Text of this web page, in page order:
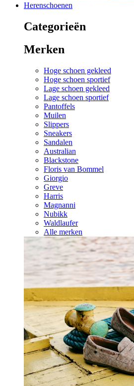
Herenschoenen
Categorieën
Merken
Hoge schoen gekleed
Hoge schoen sportief
Lage schoen gekleed
Lage schoen sportief
Pantoffels
Muilen
Slippers
Sneakers
Sandalen
Australian
Blackstone
Floris van Bommel
Giorgio
Greve
Harris
Magnanni
Nubikk
Waldlaufer
Alle merken